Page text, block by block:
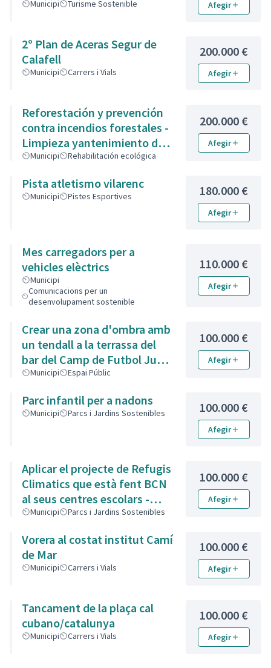
Municipi Turisme Sostenible Afegir
2º Plan de Aceras Segur de
Calafell
Municipi Carrers i Vials
200.000 €
Afegir
Reforestación y prevención
contra incendios forestales -
Limpieza yantenimiento de
montes
Municipi Rehabilitación ecológica
200.000 €
Afegir
Pista atletismo vilarenc
Municipi Pistes Esportives 180.000 €
Afegir
Mes carregadors per a
vehicles elèctrics
Municipi
Comunicacions per un
desenvolupament sostenible
110.000 €
Afegir
Crear una zona d'ombra amb
un tendall a la terrassa del
bar del Camp de Futbol Juan
Ríos
Municipi Espai Públic
100.000 €
Afegir
Parc infantil per a nadons
Municipi Parcs i Jardins Sostenibles 100.000 €
Afegir
Aplicar el projecte de Refugis
Climatics que està fent BCN
al seus centres escolars -
Importar el Projecte de
educatius del Municipi
Municipi Parcs i Jardins Sostenibles
100.000 €
Afegir
Vorera al costat institut Camí
de Mar
Municipi Carrers i Vials
100.000 €
Afegir
Tancament de la plaça cal
cubano/catalunya
Municipi Carrers i Vials
100.000 €
Afegir